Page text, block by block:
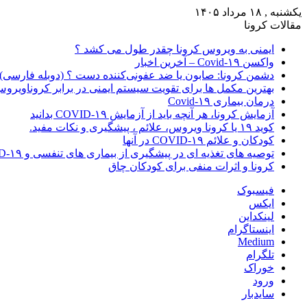
یکشنبه , ۱۸ مرداد ۱۴۰۵
مقالات کرونا
ایمنی به ویروس کرونا چقدر طول می کشد ؟
واکسن Covid-۱۹ – آخرین اخبار
دشمن کرونا: صابون یا ضد عفونی‌کننده دست ؟ (دوبله فارسی)
بهترین مکمل ها برای تقویت سیستم ایمنی در برابر
درمان بیماری Covid-۱۹
آزمایش کرونا، هر آنچه باید از آزمایش COVID-۱۹ بدانید
کوید ۱۹ یا کرونا ویروس، علائم ، پیشگیری و نکات مفید.
کودکان و علائم COVID-۱۹ در آنها
توصیه های تغذیه ای در پیشگیری از بیماری های تنفسی و COVID-۱۹
کرونا و اثرات منفی برای کودکان چاق
فیسبوک
ایکس
لینکداین
اینستاگرام
Medium
تلگرام
خوراک
ورود
سایدبار